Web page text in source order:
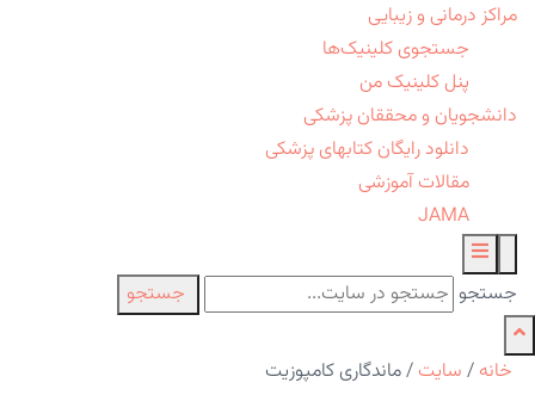
مراکز درمانی و زیبایی
جستجوی کلینیک‌ها
پنل کلینیک من
دانشجویان و محققان پزشکی
دانلود رایگان کتابهای پزشکی
مقالات آموزشی
JAMA
جستجو جستجو
خانه / سایت /ماندگاری کامپوزیت